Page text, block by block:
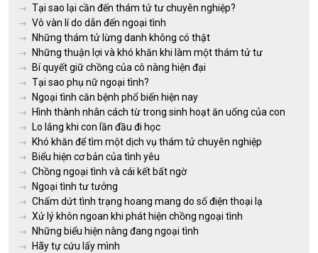
Tại sao lại cần đến thám tử tư chuyên nghiệp?
Vô vàn lí do dẫn đến ngoại tình
Những thám tử lừng danh không có thật
Những thuận lợi và khó khăn khi làm một thám tử tư
Bí quyết giữ chồng của cô nàng hiện đại
Tại sao phụ nữ ngoại tình?
Ngoại tình căn bệnh phổ biến hiện nay
Hình thành nhân cách từ trong sinh hoạt ăn uống của con
Lo lắng khi con lần đầu đi học
Khó khăn để tìm một dịch vụ thám tử chuyên nghiệp
Biểu hiện cơ bản của tình yêu
Chồng ngoại tình và cái kết bất ngờ
Ngoại tình tư tưởng
Chấm dứt tình trạng hoang mang do số điện thoại lạ
Xử lý khôn ngoan khi phát hiện chồng ngoại tình
Những biểu hiện nàng đang ngoại tình
Hãy tự cứu lấy mình